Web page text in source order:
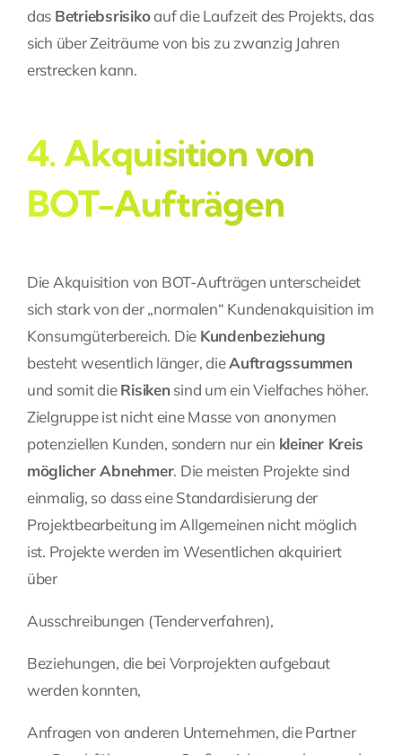
das Betriebsrisikoauf die Laufzeit des Projekts, das
sich über Zeiträume von bis zu zwanzig Jahren
erstrecken kann.
4. Akquisition von
BOT-Aufträgen
Die Akquisition von BOT-Aufträgen unterscheidet
sich stark von der „normalen“ Kundenakquisition im
Konsumgüterbereich. Die Kundenbeziehung
besteht wesentlich länger, dieAuftragssummen
und somit dieRisiken sind um ein Vielfaches höher.
Zielgruppe ist nicht eine Masse von anonymen
potenziellen Kunden, sondern nur ein kleiner Kreis
möglicher Abnehmer. Die meisten Projekte sind
einmalig, so dass eine Standardisierung der
Projektbearbeitung im Allgemeinen nicht möglich
ist. Projekte werden im Wesentlichen akquiriert
über
Ausschreibungen (Tenderverfahren),
Beziehungen, die bei Vorprojekten aufgebaut
werden konnten,
Anfragen von anderen Unternehmen, die Partner